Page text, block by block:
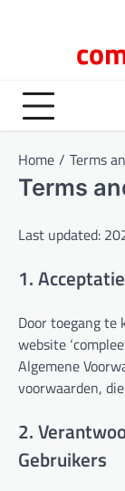
Home Terms
Terms
Last updated:
1.
Door toegang
website
Algemene
voorwaarden,
2.
Gebruikers